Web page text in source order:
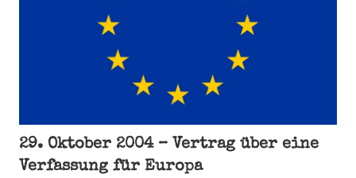
29. Oktober 2004 – Vertrag über eine
Verfassung für Europa